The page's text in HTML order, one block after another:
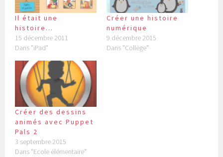
Il était une
histoire…
15 décembre 2011
Dans "iPad"
Créer une histoire
numérique
9 décembre 2015
Dans "Collège"
Créer des dessins
animés avec Puppet
Pals 2
3 septembre 2015
Dans "Ecole élémentaire"